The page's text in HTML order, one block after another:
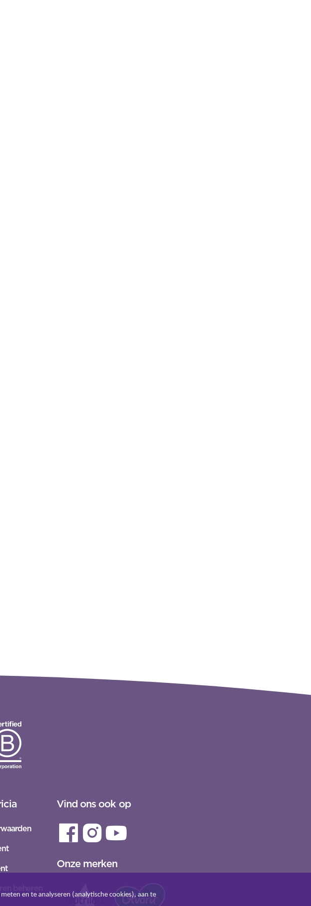
Vind ons ook op
Onze merken
en te analyseren (analytische cookies), aan te